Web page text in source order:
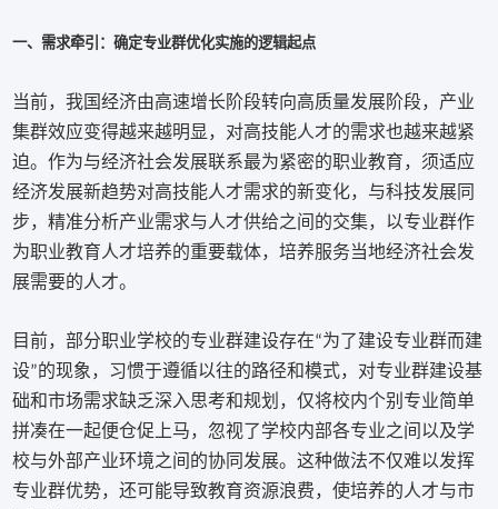
一、需求牵引：确定专业群优化实施的逻辑起点
当前，我国经济由高速增长阶段转向高质量发展阶段，产业
集群效应变得越来越明显，对高技能人才的需求也越来越紧
迫。作为与经济社会发展联系最为紧密的职业教育，须适应
经济发展新趋势对高技能人才需求的新变化，与科技发展同
步，精准分析产业需求与人才供给之间的交集，以专业群作
为职业教育人才培养的重要载体，培养服务当地经济社会发
展需要的人才。
目前，部分职业学校的专业群建设存在“为了建设专业群而建
设”的现象，习惯于遵循以往的路径和模式，对专业群建设基
础和市场需求缺乏深入思考和规划，仅将校内个别专业简单
拼凑在一起便仓促上马，忽视了学校内部各专业之间以及学
校与外部产业环境之间的协同发展。这种做法不仅难以发挥
专业群优势，还可能导致教育资源浪费，使培养的人才与市